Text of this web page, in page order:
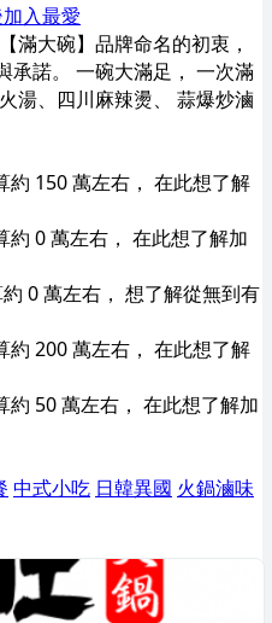
入最愛
滿大碗】品牌命名的初衷，
承諾。 一碗大滿足， 一次滿
湯、四川麻辣燙、 蒜爆炒滷
約 150 萬左右， 在此想了解
約 0 萬左右， 在此想了解加
0 萬左右， 想了解從無到有
約 200 萬左右， 在此想了解
約 50 萬左右， 在此想了解加
中式小吃 日韓異國 火鍋滷味